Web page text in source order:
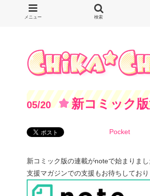
05/20
新コミック
ドル！」
Pocket
新コミック版の連載がnoteで始まりま
支援マガジンでの支援もお待ちしており